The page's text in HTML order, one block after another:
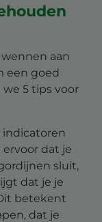
aan
een goed
5 tips voor
indicatoren
dat je
sluit,
dat je je
betekent
dat je